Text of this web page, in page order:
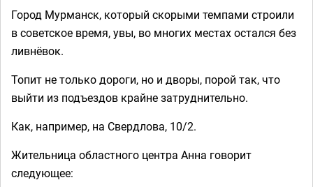
Город Мурманск, который скорыми темпами строили
в советское время, увы, во многих местах остался без
ливнёвок.
Топит не только дороги, но и дворы, порой так, что
выйти из подъездов крайне затруднительно.
Как, например, на Свердлова, 10/2.
Жительница областного центра Анна говорит
следующее: